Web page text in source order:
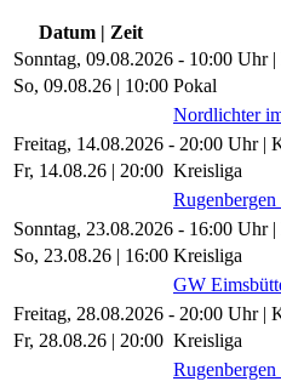
Datum | Zeit
Sonntag, 09.08.2026 - 10:00 Uhr |
So, 09.08.26 | 10:00 Pokal
Nordlichter
Freitag, 14.08.2026 - 20:00 Uhr |
Fr, 14.08.26 | 20:00 Kreisliga
Rugenbergen
Sonntag, 23.08.2026 - 16:00 Uhr
So, 23.08.26 | 16:00 Kreisliga
GW
Freitag, 28.08.2026 - 20:00 Uhr |
Fr, 28.08.26 | 20:00 Kreisliga
Rugenbergen